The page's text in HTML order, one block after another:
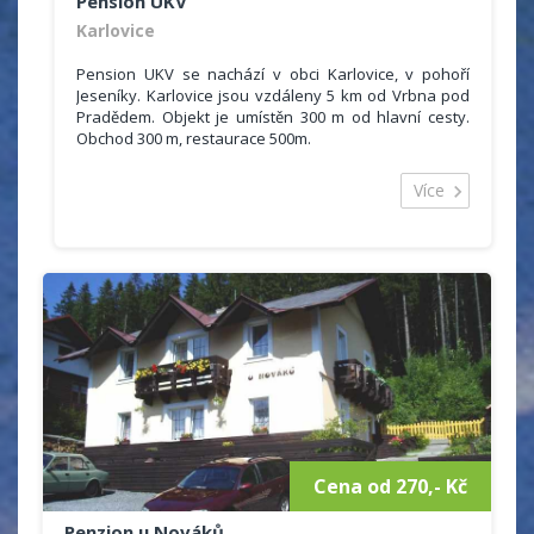
Karlovice
Pension UKV se nachází v obci Karlovice, v pohoří
Jeseníky. Karlovice jsou vzdáleny 5 km od Vrbna pod
Pradědem. Objekt je umístěn 300 m od hlavní cesty.
Obchod 300 m, restaurace 500m.
pokojích se sociálním zařízením (malá koupelna se
sprchou a WC), malé ledničky a televize. Stravování je
místnost s TV, herna na stolní tenis se dvěma stoly.
Více
Cena od 270,- Kč